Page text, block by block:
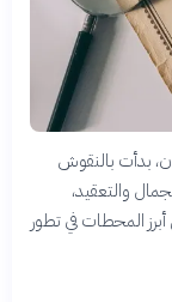
بدأت بالنقوش
والتعقيد،
المحطات في تطور